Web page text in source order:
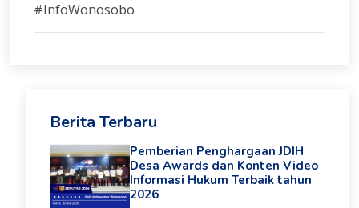
#InfoWonosobo
Berita Terbaru
Pemberian Penghargaan JDIH
Desa Awards dan Konten Video
Informasi Hukum Terbaik tahun
2026